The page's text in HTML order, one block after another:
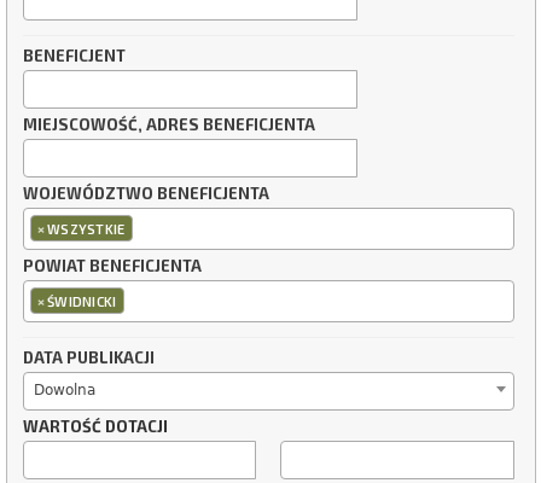
BENEFICJENT
MIEJSCOWOŚĆ, ADRES BENEFICJENTA
WOJEWÓDZTWO BENEFICJENTA
×WSZYSTKIE
POWIAT BENEFICJENTA
×ŚWIDNICKI
DATA PUBLIKACJI
Dowolna
WARTOŚĆ DOTACJI